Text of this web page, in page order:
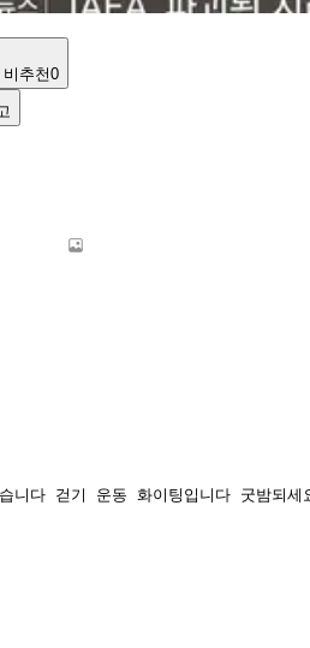
비추천0
니다 걷기 운동 화이팅입니다 굿밤되